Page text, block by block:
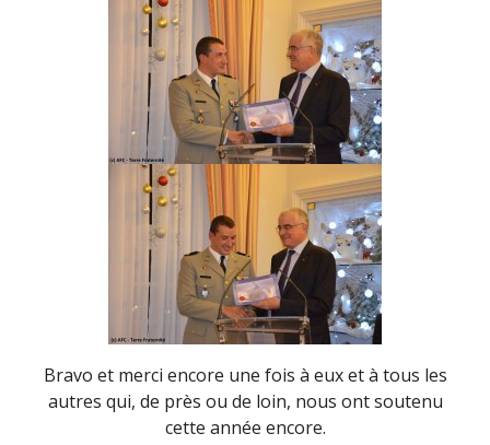
Bravo et merci encore une fois à eux et à tous les
autres qui, de près ou de loin, nous ont soutenu
cette année encore.